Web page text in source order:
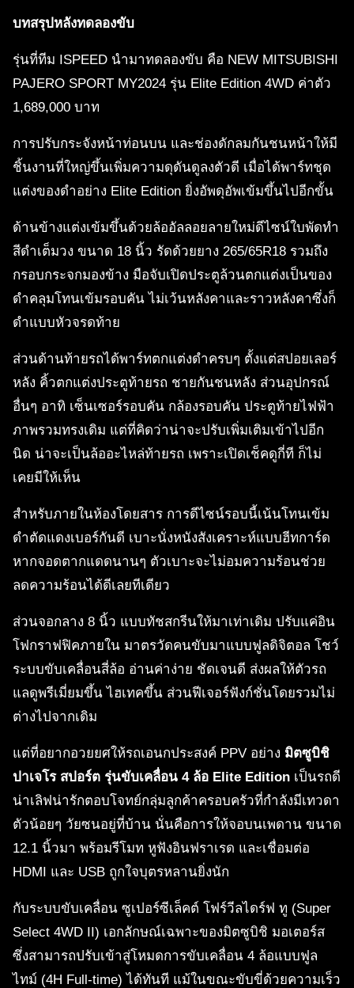
บทสรุปหลังทดลองขับ
รุ่นที่ทีม ISPEED นำมาทดลองขับ คือ NEW MITSUBISHI
PAJERO SPORT MY2024 รุ่น Elite Edition 4WD ค่าตัว
1,689,000 บาท
การปรับกระจังหน้าท่อนบน และช่องดักลมกันชนหน้าให้มี
ชิ้นงานที่ใหญ่ขึ้นเพิ่มความดุดันดูลงตัวดี เมื่อได้พาร์ทชุด
แต่งของดำอย่าง Elite Edition ยิ่งอัพดุอัพเข้มขึ้นไปอีกขั้น
ด้านข้างแต่งเข้มขึ้นด้วยล้ออัลลอยลายใหม่ดีไซน์ใบพัดทำ
สีดำเต็มวง ขนาด 18 นิ้ว รัดด้วยยาง 265/65R18 รวมถึง
กรอบกระจกมองข้าง มือจับเปิดประตูล้วนตกแต่งเป็นของ
ดำคลุมโทนเข้มรอบคัน ไม่เว้นหลังคาและราวหลังคาซึ่งก็
ดำแบบหัวจรดท้าย
ส่วนด้านท้ายรถได้พาร์ทตกแต่งดำครบๆ ตั้งแต่สปอยเลอร์
หลัง คิ้วตกแต่งประตูท้ายรถ ชายกันชนหลัง ส่วนอุปกรณ์
อื่นๆ อาทิ เซ็นเซอร์รอบคัน กล้องรอบคัน ประตูท้ายไฟฟ้า
ภาพรวมทรงเดิม แต่ที่คิดว่าน่าจะปรับเพิ่มเติมเข้าไปอีก
นิด น่าจะเป็นล้ออะไหล่ท้ายรถ เพราะเปิดเช็คดูกี่ที ก็ไม่
เคยมีให้เห็น
สำหรับภายในห้องโดยสาร การดีไซน์รอบนี้เน้นโทนเข้ม
ดำตัดแดงเบอร์กันดี เบาะนั่งหนังสังเคราะห์แบบฮีทการ์ด
หากจอดตากแดดนานๆ ตัวเบาะจะไม่อมความร้อนช่วย
ลดความร้อนได้ดีเลยทีเดียว
ส่วนจอกลาง 8 นิ้ว แบบทัชสกรีนให้มาเท่าเดิม ปรับแค่อิน
โฟกราฟฟิคภายใน มาตรวัดคนขับมาแบบฟูลดิจิตอล โชว์
ระบบขับเคลื่อนสี่ล้อ อ่านค่าง่าย ชัดเจนดี ส่งผลให้ตัวรถ
แลดูพรีเมี่ยมขึ้น ไฮเทคขึ้น ส่วนฟีเจอร์ฟังก์ชั่นโดยรวมไม่
ต่างไปจากเดิม
แต่ที่อยากอวยยศให้รถเอนกประสงค์ PPV อย่าง มิตซูบิชิ
ปาเจโร สปอร์ต รุ่นขับเคลื่อน 4 ล้อ Elite Edition เป็นรถดี
น่าเลิฟน่ารักตอบโจทย์กลุ่มลูกค้าครอบครัวที่กำลังมีเทวดา
ตัวน้อยๆ วัยซนอยู่ที่บ้าน นั่นคือการให้จอบนเพดาน ขนาด
12.1 นิ้วมา พร้อมรีโมท หูฟังอินฟราเรด และเชื่อมต่อ
HDMI และ USB ถูกใจบุตรหลานยิ่งนัก
กับระบบขับเคลื่อน ซูเปอร์ซีเล็คต์ โฟร์วีลไดร์ฟ ทู (Super
Select 4WD II) เอกลักษณ์เฉพาะของมิตซูบิชิ มอเตอร์ส
ซึ่งสามารถปรับเข้าสู่โหมดการขับเคลื่อน 4 ล้อแบบฟูล
ไทม์ (4H Full-time) ได้ทันที แม้ในขณะขับขี่ด้วยความเร็ว